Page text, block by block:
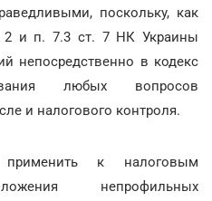
поскольку, как
и п. 7.3 ст. 7 НК Украины
непосредственно в кодекс
любых вопросов
и налогового контроля.
к налоговым
непрофильных